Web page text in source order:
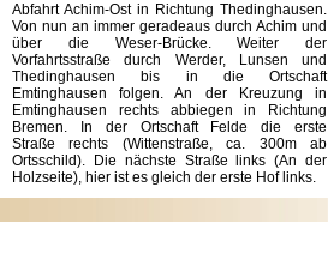
Abfahrt Achim-Ost in Richtung Thedinghausen.
Von nun an immer geradeaus durch Achim und
über die Weser-Brücke. Weiter der
Vorfahrtsstraße durch Werder, Lunsen und
Thedinghausen bis in die Ortschaft
Emtinghausen folgen. An der Kreuzung in
Emtinghausen rechts abbiegen in Richtung
Bremen. In der Ortschaft Felde die erste
Straße rechts (Wittenstraße, ca. 300m ab
Ortsschild). Die nächste Straße links (An der
Holzseite), hier ist es gleich der erste Hof links.